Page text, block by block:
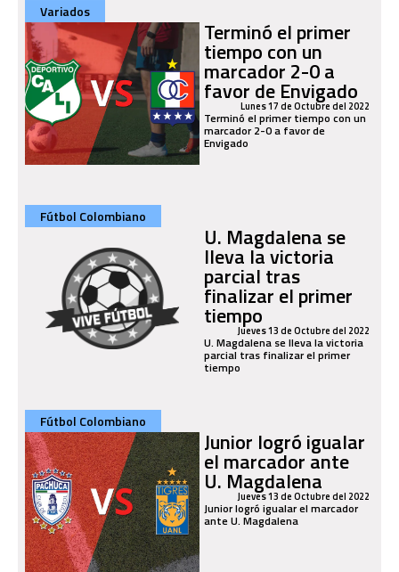
Variados
Terminó el primer
tiempo con un
marcador 2-0 a
favor de Envigado
Lunes 17 de Octubre del 2022
Terminó el primer tiempo con un
marcador 2-0 a favor de
Envigado
Fútbol Colombiano
U. Magdalena se
lleva la victoria
parcial tras
finalizar el primer
tiempoJueves 13 de Octubre del 2022
U. Magdalena se lleva la victoria
parcial tras finalizar el primer
tiempo
Fútbol Colombiano
Junior logró igualar
el marcador ante
U. Magdalena
Jueves 13 de Octubre del 2022
Junior logró igualar el marcador
ante U. Magdalena